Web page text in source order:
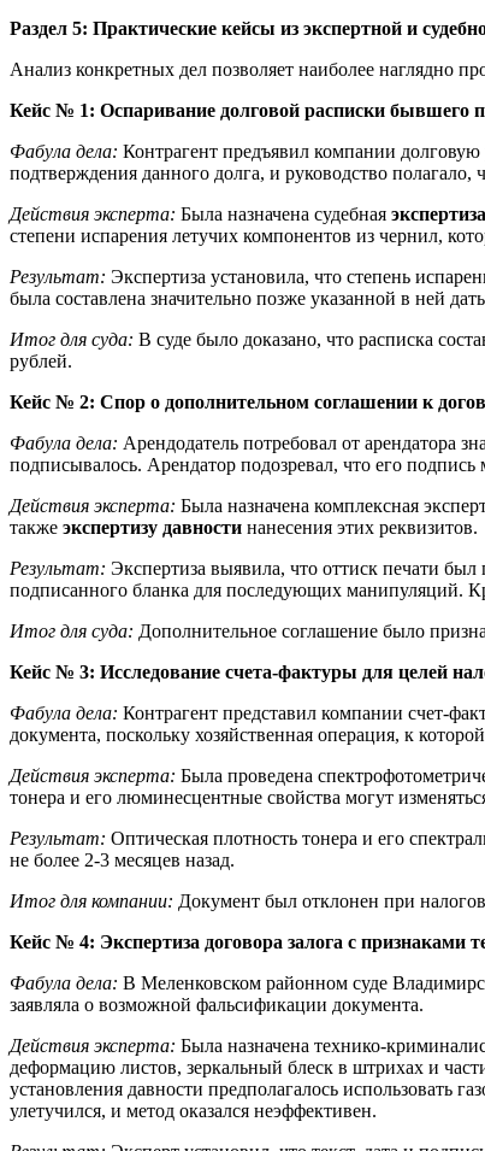
Раздел 5: Практические кейсы из экспертной и
Анализ конкретных дел позволяет наиболее наглядно
Кейс № 1: Оспаривание долговой расписки бывшего
Фабула дела: Контрагент предъявил компании
подтверждения данного долга, и руководство полагало,
Действия эксперта: Была назначена судебная
степени испарения летучих компонентов из чернил,
Результат: Экспертиза установила, что степень
была составлена значительно позже указанной в ней
Итог для суда: В суде было доказано, что расписка
рублей.
Кейс № 2: Спор о дополнительном соглашении к
Фабула дела: Арендодатель потребовал от арендатора
подписывалось. Арендатор подозревал, что его
Действия эксперта: Была назначена комплексная
также экспертизу давности нанесения этих реквизитов.
Результат: Экспертиза выявила, что оттиск печати
подписанного бланка для последующих манипуляций.
Итог для суда: Дополнительное соглашение было
Кейс № 3: Исследование счета-фактуры для целей
Фабула дела: Контрагент представил компании счет-
документа, поскольку хозяйственная операция, к
Действия эксперта: Была проведена
тонера и его люминесцентные свойства могут
Результат: Оптическая плотность тонера и его
не более 2-3 месяцев назад.
Итог для компании: Документ был отклонен при
Кейс № 4: Экспертиза договора залога с признаками
Фабула дела: В Меленковском районном суде
заявляла о возможной фальсификации документа.
Действия эксперта: Была назначена технико-
деформацию листов, зеркальный блеск в штрихах и
установления давности предполагалось использовать
улетучился, и метод оказался неэффективен.